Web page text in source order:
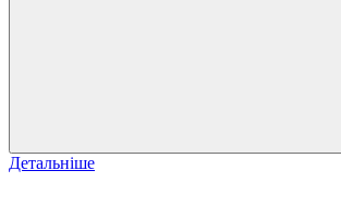
Детальніше